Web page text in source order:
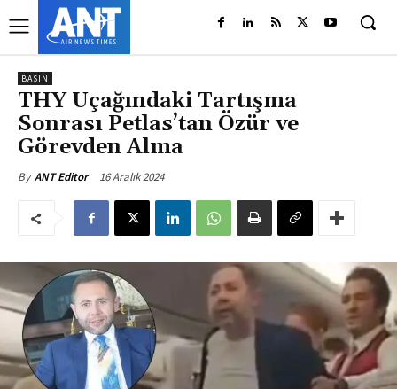
BASIN
THY Uçağındaki Tartışma
Sonrası Petlas’tan Özür ve
Görevden Alma
By ANT Editor 16 Aralık 2024